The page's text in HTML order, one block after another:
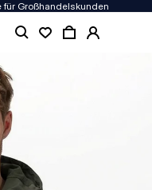
für Großhandelskunden